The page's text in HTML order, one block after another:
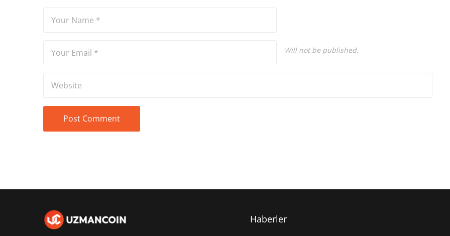
Will not be published.
Haberler